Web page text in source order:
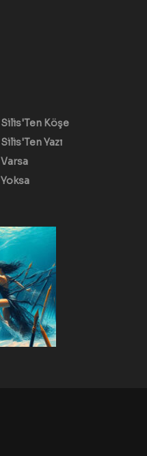
Silis'Ten Köşe
Silis'Ten Yazı
Varsa
Yoksa